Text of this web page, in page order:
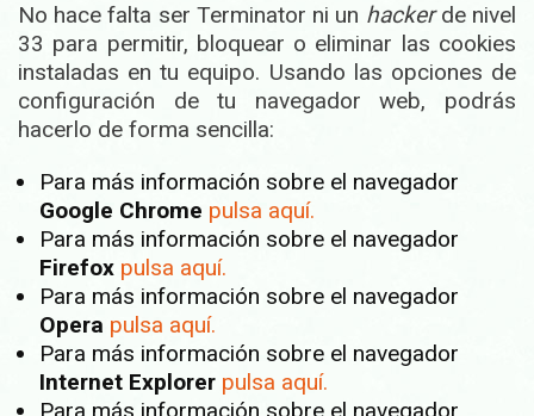
No hace falta ser Terminator ni un hackerde nivel
33 para permitir, bloquear o eliminar las cookies
instaladas en tu equipo. Usando las opciones de
configuración de tu navegador web, podrás
hacerlo de forma sencilla:
Para más información sobre el navegador
Google Chrome pulsa aquí.
Para más información sobre el navegador
Firefox pulsa aquí.
Para más información sobre el navegador
Opera pulsa aquí.
Para más información sobre el navegador
Internet Explorer pulsa aquí.